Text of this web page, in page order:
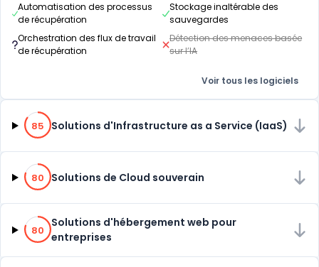
Automatisation des processus
de récupération
Stockage inaltérable des
sauvegardes
Orchestration des flux de travail
de récupération
Détection des menaces basée
sur l’IA
Voir tous les logiciels
85% de compatibilité
85 Solutions d'Infrastructure as a Service (IaaS)
80% de compatibilité
80 Solutions de Cloud souverain
80% de compatibilité
80
Solutions d'hébergement web pour
entreprises